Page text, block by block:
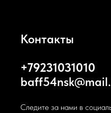
Контакты
+79231031010
Следите за нами в